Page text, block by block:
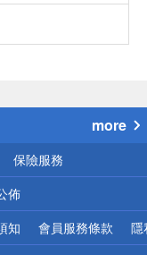
more
保險服務
佈
知 會員服務條款 隱